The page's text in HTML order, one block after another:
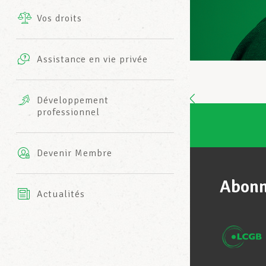
INFO-CENTER
Vos droits
Assistance en vie privée
complémentaires
AXA
Développement
professionnel
Devenir Membre
Actualités